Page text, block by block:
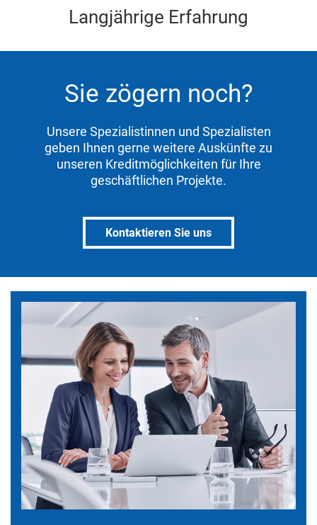
Langjährige Erfahrung
Sie zögern noch?
Unsere Spezialistinnen und Spezialisten
geben Ihnen gerne weitere Auskünfte zu
unseren Kreditmöglichkeiten für Ihre
geschäftlichen Projekte.
Kontaktieren Sie uns